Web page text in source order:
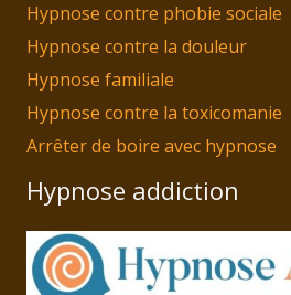
Hypnose contre phobie sociale
Hypnose contre la douleur
Hypnose familiale
Hypnose contre la toxicomanie
Arrêter de boire avec hypnose
Hypnose addiction